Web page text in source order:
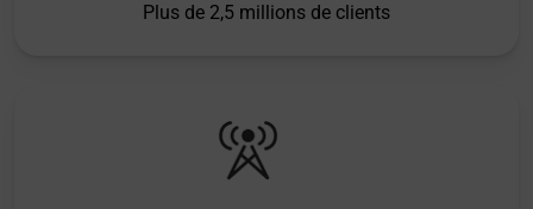
Plus de 2,5 millions de clients